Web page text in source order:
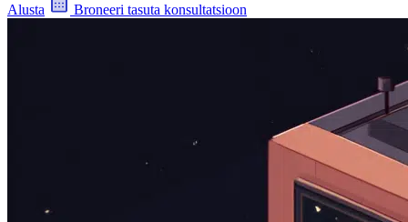
Alusta Broneeri tasuta konsultatsioon